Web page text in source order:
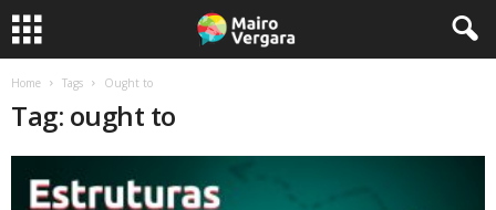
Home Tags Ought to
Tag: ought to